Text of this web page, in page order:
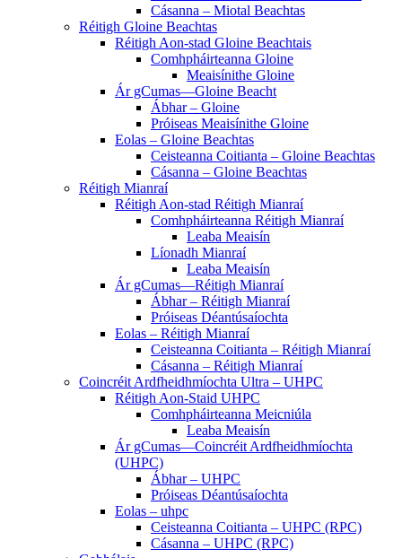
Cásanna – Miotal Beachtas
Réitigh Gloine Beachtas
Réitigh Aon-stad Gloine Beachtais
Comhpháirteanna Gloine
Meaisínithe Gloine
Ár gCumas—Gloine Beacht
Ábhar – Gloine
Próiseas Meaisínithe Gloine
Eolas – Gloine Beachtas
Ceisteanna Coitianta – Gloine Beachtas
Cásanna – Gloine Beachtas
Réitigh Mianraí
Réitigh Aon-stad Réitigh Mianraí
Comhpháirteanna Réitigh Mianraí
Leaba Meaisín
Líonadh Mianraí
Leaba Meaisín
Ár gCumas—Réitigh Mianraí
Ábhar – Réitigh Mianraí
Próiseas Déantúsaíochta
Eolas – Réitigh Mianraí
Ceisteanna Coitianta – Réitigh Mianraí
Cásanna – Réitigh Mianraí
Coincréit Ardfheidhmíochta Ultra – UHPC
Réitigh Aon-Staid UHPC
Comhpháirteanna Meicniúla
Leaba Meaisín
Ár gCumas—Coincréit Ardfheidhmíochta
(UHPC)
Ábhar – UHPC
Próiseas Déantúsaíochta
Eolas – uhpc
Ceisteanna Coitianta – UHPC (RPC)
Cásanna – UHPC (RPC)